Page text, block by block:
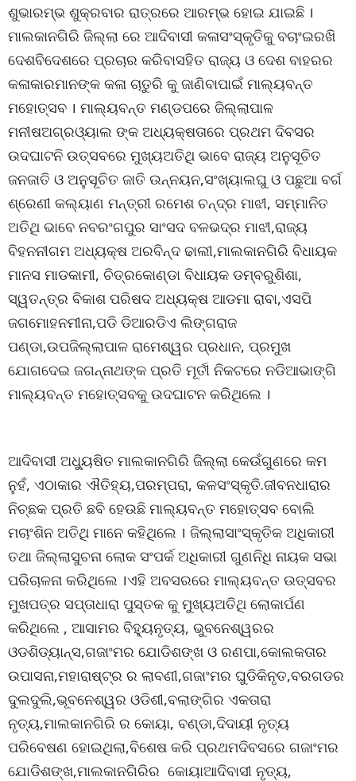
ଶୁଭାରମ୍ଭ ଶୁକ୍ରବାର ରାତ୍ରରେ ଆରମ୍ଭ ହୋଇ ଯାଇଛି ।
ମାଲକାନଗିରି ଜିଲ୍ଲା ରେ ଆଦିବାସୀ କଳାସଂସ୍କୃତିକୁ ବଚାଂଇରଖି
ଦେଶବିଦେଶରେ ପ୍ରଚାର କରିବାସହିତ ରାଜ୍ୟ ଓ ଦେଶ ବାହରର
କଳାକାରମାନଙ୍କ କଳା ଚାତୁରି କୁ ଜାଣିବାପାଇଁ ମାଲ୍ୟବନ୍ତ
ମହୋତ୍ସବ । ମାଲ୍ୟବନ୍ତ ମଣ୍ଡପରେ ଜିଲ୍ଲାପାଳ
ମନୀଷଅଗ୍ରଓ୍ୟାଲ ଙ୍କ ଅଧ୍ୟକ୍ଷତାରେ ପ୍ରଥମ ଦିବସର
ଉଦଘାଟନି ଉତ୍ସବରେ ମୁଖ୍ୟଅତିଥି ଭାବେ ରାଜ୍ୟ ଅନୁସୂଚିତ
ଜନଜାତି ଓ ଅନୁସୂଚିତ ଜାତି ଉନ୍ନୟନ,ସଂଖ୍ୟାଲଘୁ ଓ ପଛୁଆ ବର୍ଗ
ଶ୍ରେଣୀ କଲ୍ୟାଣ ମନ୍ତ୍ରୀ ରମେଶ ଚନ୍ଦ୍ର ମାଝୀ, ସମ୍ମାନିତ
ଅତିଥି ଭାବେ ନବରଂଗପୁର ସାଂସଦ ବଳଭଦ୍ର ମାଝୀ,ରାଜ୍ୟ
ବିହନନୀଗମ ଅଧ୍ୟକ୍ଷ ଅରବିନ୍ଦ ଢାଲୀ,ମାଲକାନଗିରି ବିଧାୟକ
ମାନସ ମାଡକାମୀ, ଚିତ୍ରକୋଣ୍ଡା ବିଧାୟକ ଡମ୍ବରୁଶିଶା,
ସ୍ୱତନ୍ତ୍ର ବିକାଶ ପରିଷଦ ଅଧ୍ୟକ୍ଷ ଆଡମା ରାବା,ଏସପି
ଜଗମୋହନମୀନା,ପଡି ଡିଆରଡିଏ ଲିଙ୍ଗରାଜ
ପଣ୍ଡା,ଉପଜିଲ୍ଲାପାଳ ରାମେଶ୍ୱର ପ୍ରଧାନ, ପ୍ରମୁଖ
ଯୋଗଦେଇ ଜଗନ୍ନାଥଙ୍କ ପ୍ରତି ମୂର୍ତୀ ନିକଟରେ ନଡିଆଭାଙ୍ଗି
ମାଲ୍ୟବନ୍ତ ମହୋତ୍ସବକୁ ଉଦଘାଟନ କରିଥିଲେ ।
ଆଦିବାସୀ ଅଧ୍ୟୁଷିତ ମାଲକାନଗିରି ଜିଲ୍ଲା କେଉଁଗୁଣରେ କମ
ନୁହଁ, ଏଠାକାର ଐତିହ୍ୟ,ପରମ୍ପରା, କଳସଂସ୍କୃତି.ଜୀବନଧାରାର
ନିଚ୍ଛକ ପ୍ରତି ଛବି ହେଉଛି ମାଲ୍ୟବନ୍ତ ମହୋତ୍ସବ ବୋଲି
ମଚାଂଶିନ ଅତିଥି ମାନେ କହିଥିଲେ । ଜିଲ୍ଲାସାଂସ୍କୃତିକ ଅଧିକାରୀ
ତଥା ଜିଲ୍ଲାସୁଚନା ଲୋକ ସଂପର୍କ ଅଧିକାରୀ ଗୁଣନିଧି ନାୟକ ସଭା
ପରିଚାଳନା କରିଥିଲେ ।ଏହି ଅବସରରେ ମାଲ୍ୟବନ୍ତ ଉତ୍ସବର
ମୁଖପତ୍ର ସପ୍ତାଧାରା ପୁସ୍ତକ କୁ ମୁଖ୍ୟଅତିଥି ଲୋକାର୍ପଣ
କରିଥିଲେ , ଆସାମର ବିହୁ୍ୟନୃତ୍ୟ, ଭୁବନେଶ୍ୱରର
ଓଡଶିଡ୍ୟାନ୍ସ,ଗଜାଂମର ଯୋଡିଶଙ୍ଖ ଓ ରଣପା,କୋଲକତାର
ଉପାସନା,ମହାରାଷ୍ଟ୍ର ର ଲାବଣୀ,ଗଜାଂମର ଘୁଡିକିନୃତ,ବରଗଡର
ଦୁଲଦୁଲି,ଭୂବନେଶ୍ୱର ଓଡିଶୀ,ବଲାଙ୍ଗିର ଏକତାରା
ନୃତ୍ୟ,ମାଲକାନଗିରି ର କୋୟା, ବଣ୍ଡା,ଦିଦାୟୀ ନୃତ୍ୟ
ପରିବେଷଣ ହୋଇଥିଲା,ବିଶେଷ କରି ପ୍ରଥମଦିବସରେ ଗଜାଂମର
ଯୋଡିଶଙ୍ଖ,ମାଲକାନଗିରିର କୋୟାଆଦିବାସୀ ନୃତ୍ୟ,